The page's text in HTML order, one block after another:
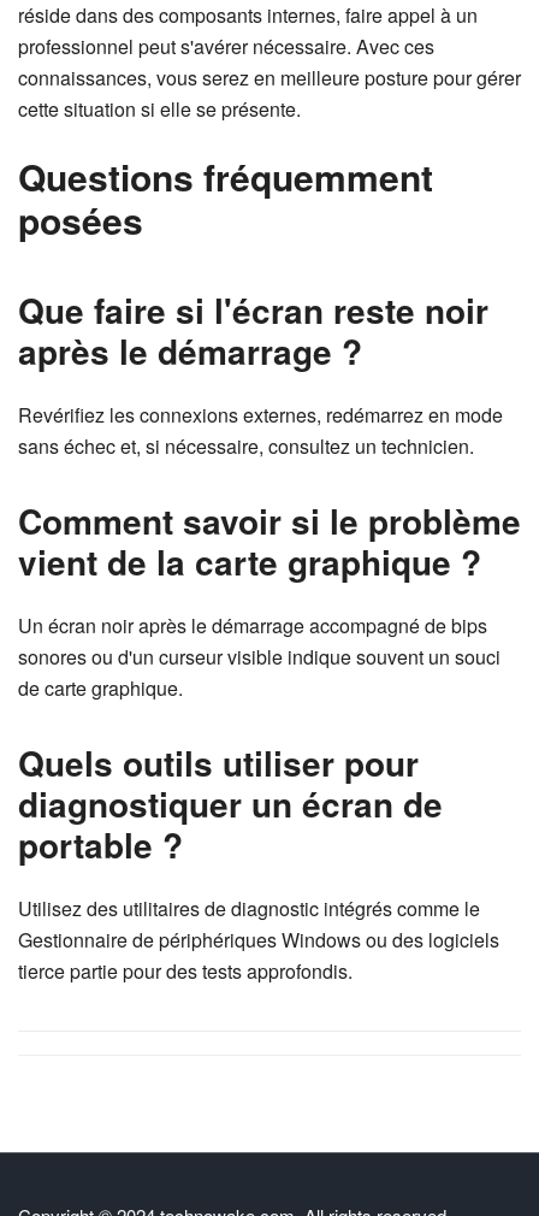
réside dans des composants internes, faire appel à un
professionnel peut s'avérer nécessaire. Avec ces
connaissances, vous serez en meilleure posture pour gérer
cette situation si elle se présente.
Questions fréquemment
posées
Que faire si l'écran reste noir
après le démarrage ?
Revérifiez les connexions externes, redémarrez en mode
sans échec et, si nécessaire, consultez un technicien.
Comment savoir si le problème
vient de la carte graphique ?
Un écran noir après le démarrage accompagné de bips
sonores ou d'un curseur visible indique souvent un souci
de carte graphique.
Quels outils utiliser pour
diagnostiquer un écran de
portable ?
Utilisez des utilitaires de diagnostic intégrés comme le
Gestionnaire de périphériques Windows ou des logiciels
tierce partie pour des tests approfondis.